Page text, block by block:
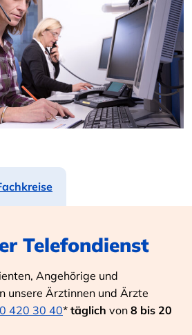
Telefondienst
Angehörige und
unsere Ärztinnen und Ärzte
420 30 40* täglich von 8 bis 20